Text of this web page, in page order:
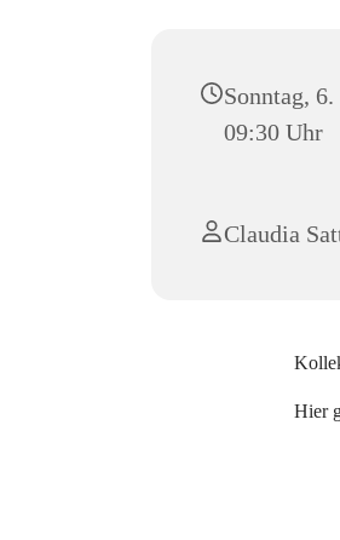
Sonntag,
09:30 Uhr
Claudia
Hier